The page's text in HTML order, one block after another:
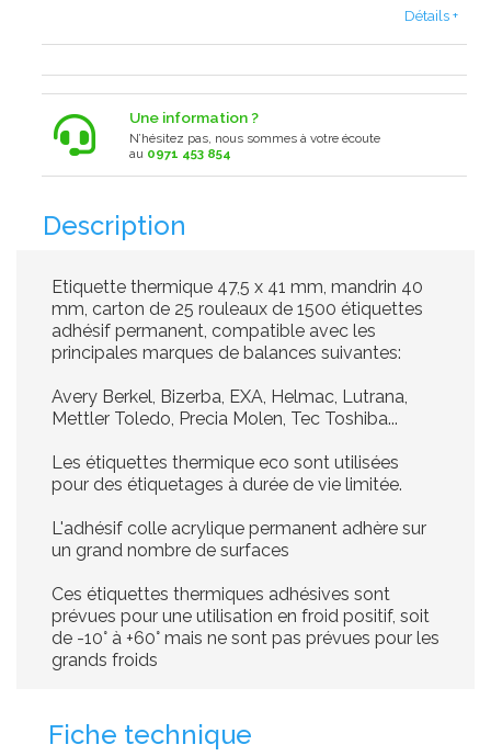
Détails +
Une information ?
N’hésitez pas, nous sommes à votre écoute
au 0971 453 854
Description
Etiquette thermique 47,5 x 41 mm, mandrin 40
mm, carton de 25 rouleaux de 1500 étiquettes
adhésif permanent, compatible avec les
principales marques de balances suivantes:
Avery Berkel, Bizerba, EXA, Helmac, Lutrana,
Mettler Toledo, Precia Molen, Tec Toshiba...
Les étiquettes thermique eco sont utilisées
pour des étiquetages à durée de vie limitée.
L'adhésif colle acrylique permanent adhère sur
un grand nombre de surfaces
Ces étiquettes thermiques adhésives sont
prévues pour une utilisation en froid positif, soit
de -10° à +60° mais ne sont pas prévues pour les
grands froids
Fiche technique